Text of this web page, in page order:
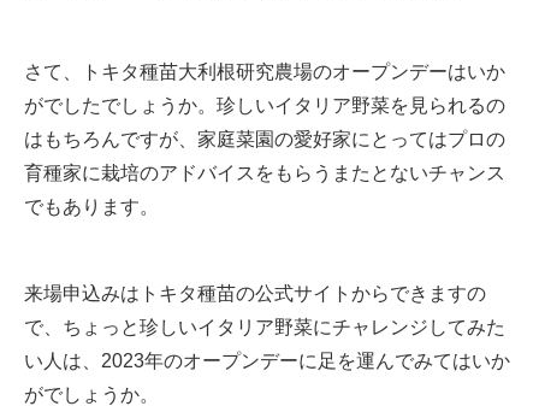
さて、トキタ種苗大利根研究農場のオープンデーはいか
がでしたでしょうか。珍しいイタリア野菜を見られるの
はもちろんですが、家庭菜園の愛好家にとってはプロの
育種家に栽培のアドバイスをもらうまたとないチャンス
でもあります。
来場申込みはトキタ種苗の公式サイト からできますの
で、ちょっと珍しいイタリア野菜にチャレンジしてみた
い人は、2023年のオープンデーに足を運んでみてはいか
がでしょうか。